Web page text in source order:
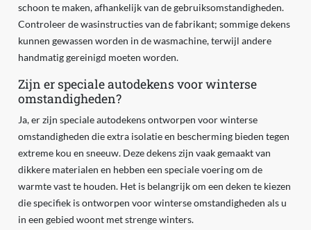
schoon te maken, afhankelijk van de gebruiksomstandigheden.
Controleer de wasinstructies van de fabrikant; sommige dekens
kunnen gewassen worden in de wasmachine, terwijl andere
handmatig gereinigd moeten worden.
Zijn er speciale autodekens voor winterse
omstandigheden?
Ja, er zijn speciale autodekens ontworpen voor winterse
omstandigheden die extra isolatie en bescherming bieden tegen
extreme kou en sneeuw. Deze dekens zijn vaak gemaakt van
dikkere materialen en hebben een speciale voering om de
warmte vast te houden. Het is belangrijk om een deken te kiezen
die specifiek is ontworpen voor winterse omstandigheden als u
in een gebied woont met strenge winters.